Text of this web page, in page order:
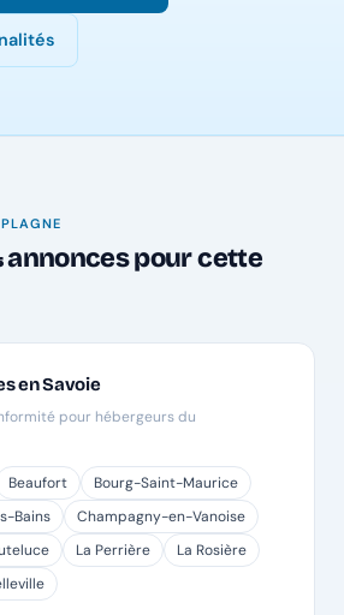
annonces pour cette
en Savoie
pour hébergeurs du
Beaufort
Bourg-Saint-Maurice
Bains
Champagny-en-Vanoise
La Perrière
La Rosière